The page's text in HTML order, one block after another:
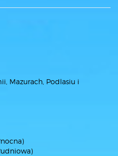
Mazurach, Podlasiu i